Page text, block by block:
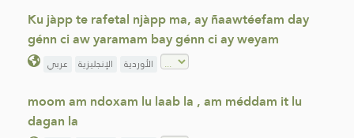
Ku jàpp te rafetal njàpp ma, ay ñaawtéefam day
génn ci aw yaramam bay génn ci ay weyam
عربي الإنجليزية الأوردية
moom am ndoxam lu laab la , am méddam it lu
dagan la